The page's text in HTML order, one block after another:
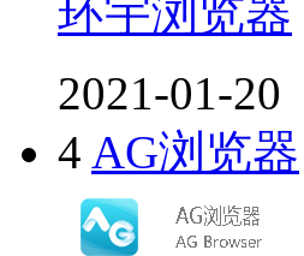
环宇浏览器
2021-01-20
4 AG浏览器